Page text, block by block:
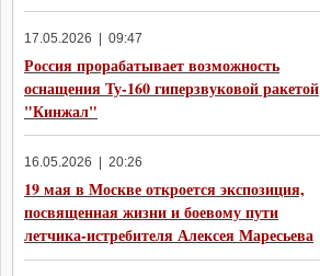
17.05.2026 | 09:47
Россия прорабатывает возможность
оснащения Ту-160 гиперзвуковой ракетой
"Кинжал"
16.05.2026 | 20:26
19 мая в Москве откроется экспозиция,
посвященная жизни и боевому пути
летчика-истребителя Алексея Маресьева